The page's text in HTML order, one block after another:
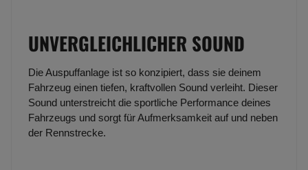
UNVERGLEICHLICHER SOUND
Die Auspuffanlage ist so konzipiert, dass sie deinem
Fahrzeug einen tiefen, kraftvollen Sound verleiht. Dieser
Sound unterstreicht die sportliche Performance deines
Fahrzeugs und sorgt für Aufmerksamkeit auf und neben
der Rennstrecke.